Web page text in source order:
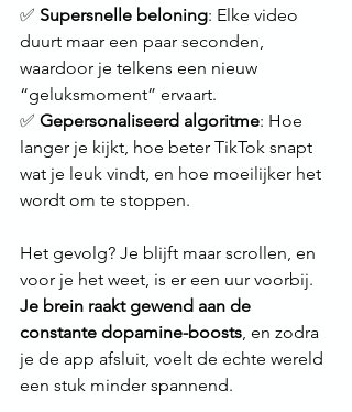
✅ Supersnelle beloning: Elke video
duurt maar een paar seconden,
waardoor je telkens een nieuw
“geluksmoment” ervaart.
✅ Gepersonaliseerd algoritme: Hoe
langer je kijkt, hoe beter TikTok snapt
wat je leuk vindt, en hoe moeilijker het
wordt om te stoppen.
Het gevolg? Je blijft maar scrollen, en
voor je het weet, is er een uur voorbij.
Je brein raakt gewend aan de
constante dopamine-boosts , en zodra
je de app afsluit, voelt de echte wereld
een stuk minder spannend.